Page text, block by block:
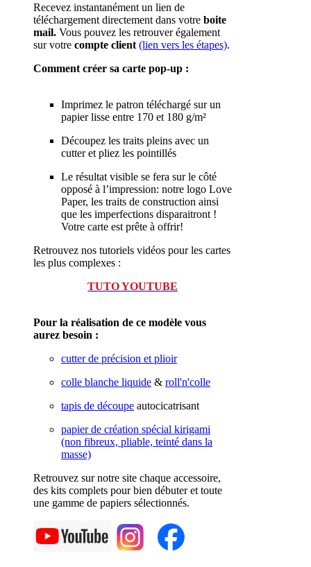
Recevez instantanément un lien de
téléchargement directement dans votre boite
mail. Vous pouvez les retrouver également
sur votre compte client (lien vers les étapes).
Comment créer sa carte pop-up :
Imprimez le patron téléchargé sur un
papier lisse entre 170 et 180 g/m²
Découpez les traits pleins avec un
cutter et pliez les pointillés
Le résultat visible se fera sur le côté
opposé à l’impression: notre logo Love
Paper, les traits de construction ainsi
que les imperfections disparaitront !
Votre carte est prête à offrir!
Retrouvez nos tutoriels vidéos pour les cartes
les plus complexes :
TUTO YOUTUBE
Pour la réalisation de ce modèle vous
aurez besoin :
cutter de précision et plioir
colle blanche liquide & roll'n'colle
tapis de découpe autocicatrisant
papier de création spécial kirigami
(non fibreux, pliable, teinté dans la
masse)
Retrouvez sur notre site chaque accessoire,
des kits complets pour bien débuter et toute
une gamme de papiers sélectionnés.